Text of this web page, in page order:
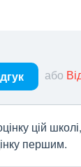
або
цій
першим.